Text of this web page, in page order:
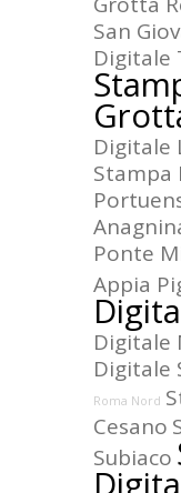
San
Digitale
Digitale
Stampa
Ponte
Appia
Digitale
Digitale
Roma Nord
Cesano
Subiaco